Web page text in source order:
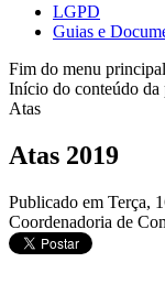
LGPD
Guias e
Fim do menu principal
Início do conteúdo da
Atas
Atas 2019
Publicado em Terça,
Coordenadoria de